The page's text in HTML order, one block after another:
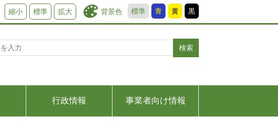
背景色 標準 青 黄 黒
縮小 標準 拡大
検索
行政情報 事業者向け情報